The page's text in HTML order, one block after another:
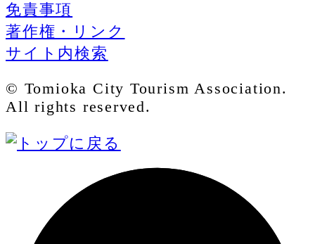
免責事項
著作権・リンク
サイト内検索
© Tomioka City Tourism Association.
All rights reserved.